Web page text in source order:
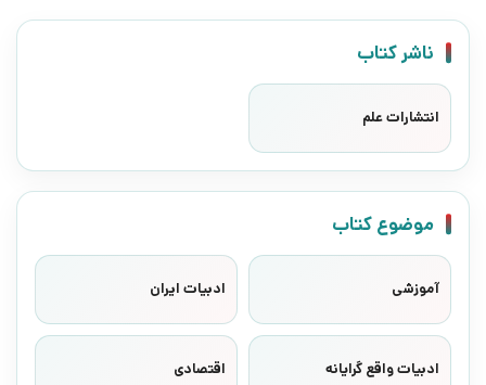
ناشر کتاب
انتشارات علم
موضوع کتاب
آموزشی ادبیات ایران
ادبیات واقع گرایانه اقتصادی